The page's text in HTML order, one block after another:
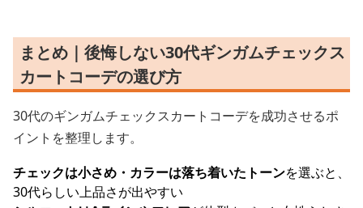
まとめ｜後悔しない30代ギンガムチェックス
カートコーデの選び方
30代のギンガムチェックスカートコーデを成功させるポ
イントを整理します。
チェックは小さめ・カラーは落ち着いたトーンを選ぶと、
30代らしい上品さが出やすい